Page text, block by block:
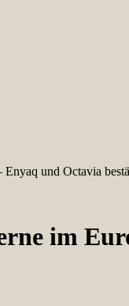
und Octavia
im